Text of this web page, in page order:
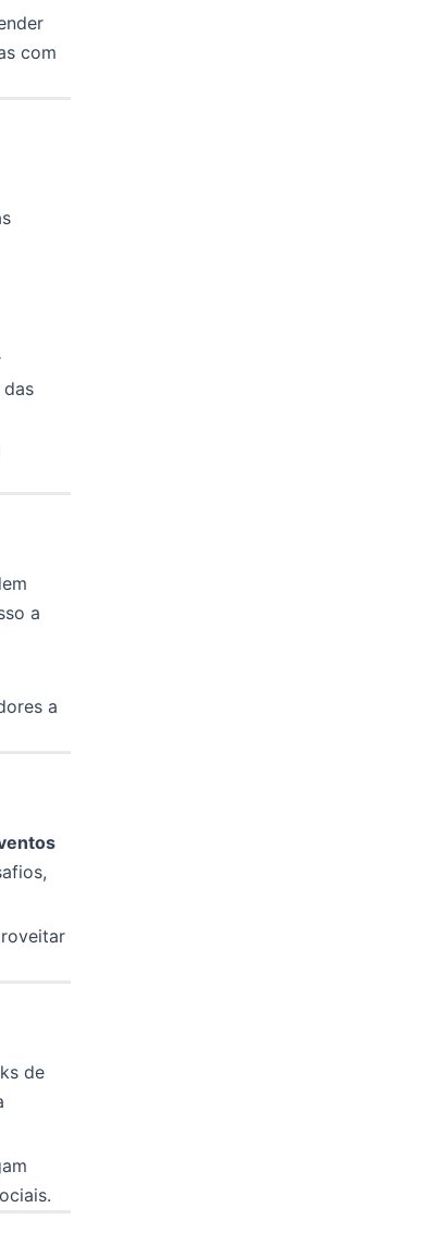
com
a
a
de